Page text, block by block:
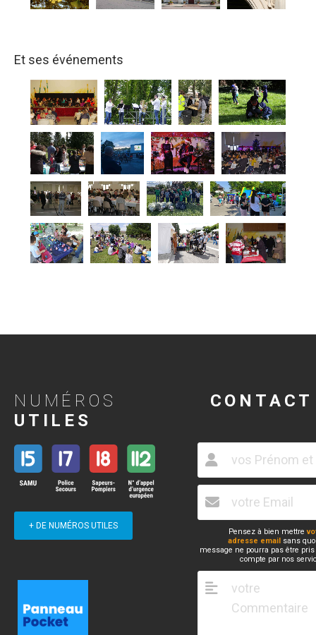
Et ses événements
NUMÉROS
UTILES
+ DE NUMÉROS UTILES
CONTACT
Pensez à bien mettre
adresse email sans
message ne pourra pas être
compte par nos